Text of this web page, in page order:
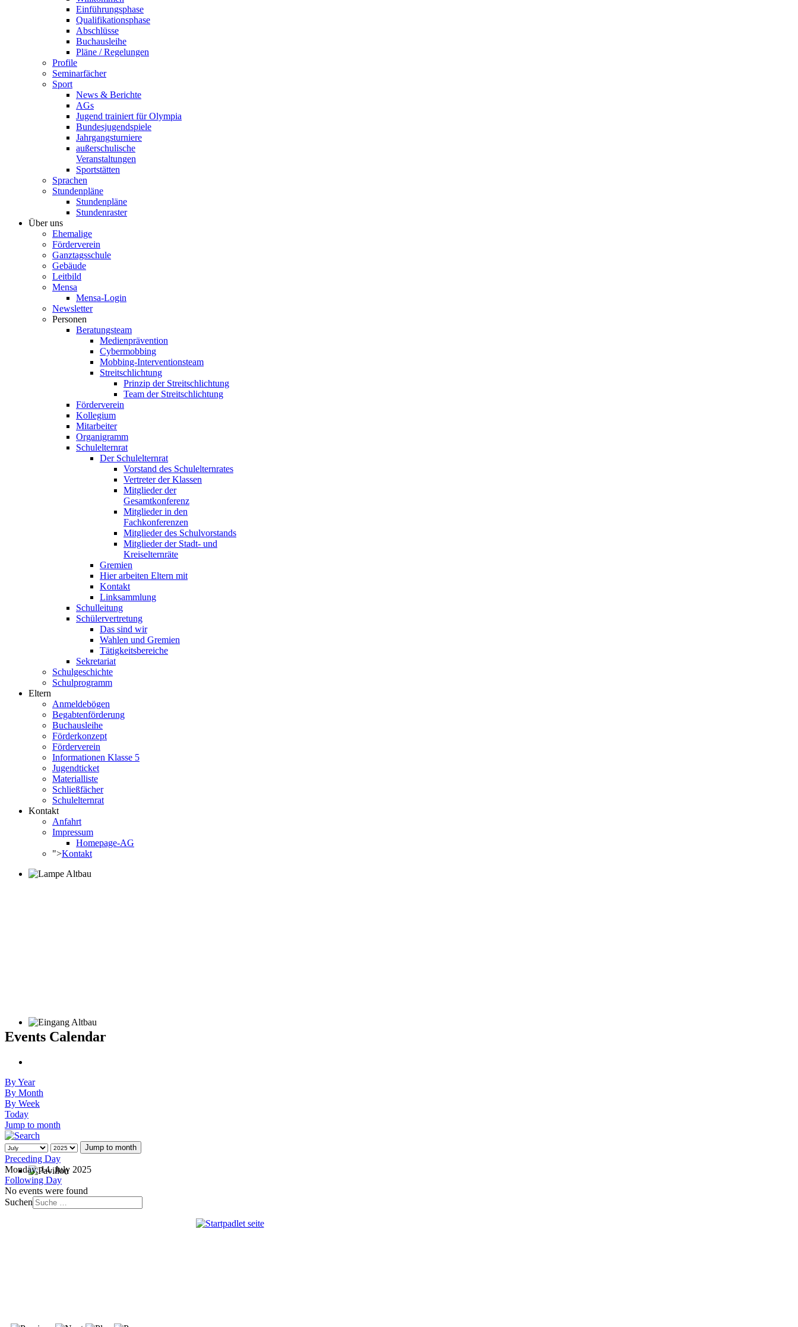
Einführungsphase
Qualifikationsphase
Abschlüsse
Buchausleihe
Pläne / Regelungen
Profile
Seminarfächer
Sport
News & Berichte
AGs
Jugend trainiert für Olympia
Bundesjugendspiele
Jahrgangsturniere
außerschulische
Veranstaltungen
Sportstätten
Sprachen
Stundenpläne
Stundenpläne
Stundenraster
Über uns
Ehemalige
Förderverein
Ganztagsschule
Gebäude
Leitbild
Mensa
Mensa-Login
Newsletter
Personen
Beratungsteam
Medienprävention
Cybermobbing
Mobbing-Interventionsteam
Streitschlichtung
Prinzip der Streitschlichtung
Team der Streitschlichtung
Förderverein
Kollegium
Mitarbeiter
Organigramm
Schulelternrat
Der Schulelternrat
Vorstand des Schulelternrates
Vertreter der Klassen
Mitglieder der
Gesamtkonferenz
Mitglieder in den
Fachkonferenzen
Mitglieder des Schulvorstands
Mitglieder der Stadt- und
Kreiselternräte
Gremien
Hier arbeiten Eltern mit
Kontakt
Linksammlung
Schulleitung
Schülervertretung
Das sind wir
Wahlen und Gremien
Tätigkeitsbereiche
Sekretariat
Schulgeschichte
Schulprogramm
Eltern
Anmeldebögen
Begabtenförderung
Buchausleihe
Förderkonzept
Förderverein
Informationen Klasse 5
Jugendticket
Materialliste
Schließfächer
Schulelternrat
Kontakt
Anfahrt
Impressum
Homepage-AG
">Kontakt
Events Calendar
By Year
By Month
By Week
Today
Jump to month
Jump to month
Preceding Day
Monday, 14. July 2025
Following Day
No events were found
Suchen